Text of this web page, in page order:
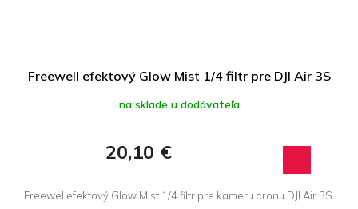
Freewell efektový Glow Mist 1/4 filtr pre DJI Air 3S
na sklade u dodávateľa
20,10 €
Freewel efektový Glow Mist 1/4 filtr pre kameru dronu DJI Air 3S.